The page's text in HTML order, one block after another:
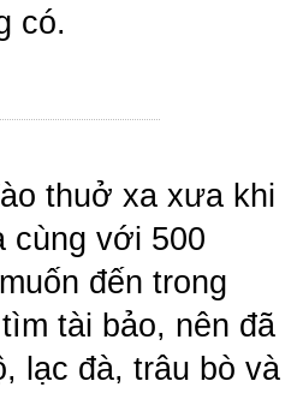
có.
thuở xa xưa khi
cùng với 500
đến trong
tài bảo, nên đã
lạc đà, trâu bò và